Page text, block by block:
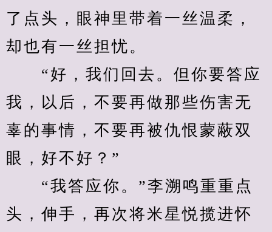
了点头，眼神里带着一丝温柔，
却也有一丝担忧。
“好，我们回去。但你要答应
我，以后，不要再做那些伤害无
辜的事情，不要再被仇恨蒙蔽双
眼，好不好？”
“我答应你。”李溯鸣重重点
头，伸手，再次将米星悦揽进怀